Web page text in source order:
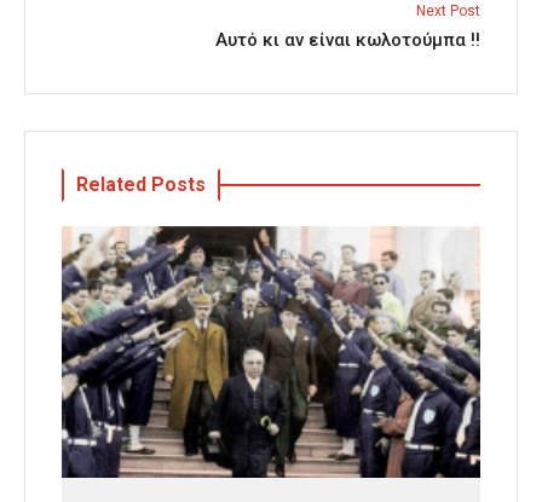
Next Post
Αυτό κι αν είναι κωλοτούμπα !!
Related Posts